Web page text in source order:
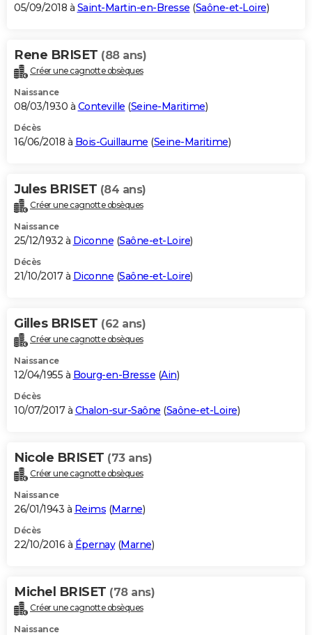
05/09/2018 à Saint-Martin-en-Bresse (Saône-et-Loire)
Rene BRISET (88 ans)
Créer une cagnotte obsèques
Naissance
08/03/1930 à Conteville (Seine-Maritime)
Décès
16/06/2018 à Bois-Guillaume (Seine-Maritime)
Jules BRISET (84 ans)
Créer une cagnotte obsèques
Naissance
25/12/1932 à Diconne (Saône-et-Loire)
Décès
21/10/2017 à Diconne (Saône-et-Loire)
Gilles BRISET (62 ans)
Créer une cagnotte obsèques
Naissance
12/04/1955 à Bourg-en-Bresse (Ain)
Décès
10/07/2017 à Chalon-sur-Saône (Saône-et-Loire)
Nicole BRISET (73 ans)
Créer une cagnotte obsèques
Naissance
26/01/1943 à Reims (Marne)
Décès
22/10/2016 à Épernay(Marne)
Michel BRISET (78 ans)
Créer une cagnotte obsèques
Naissance